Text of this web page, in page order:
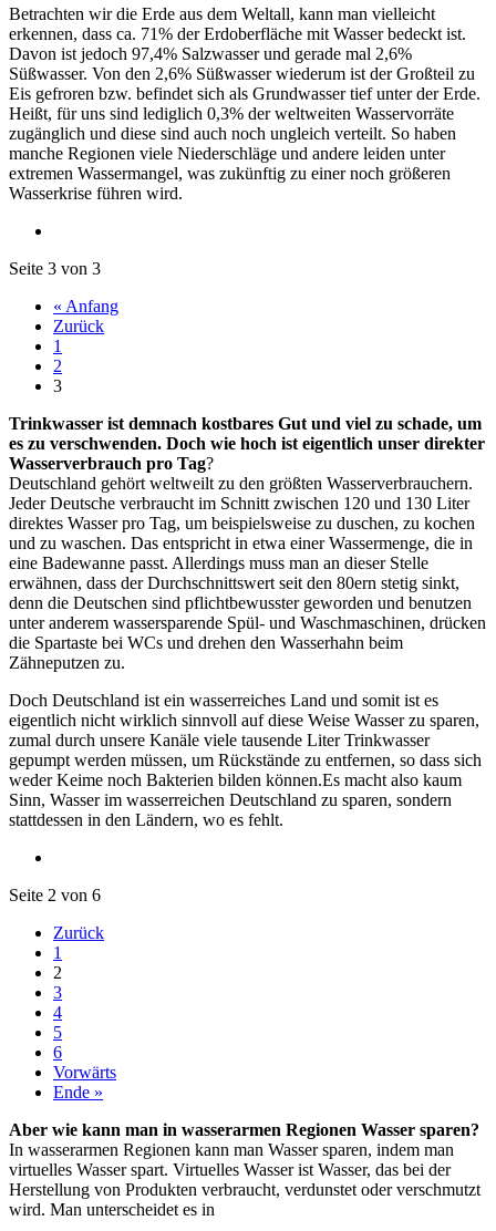
Betrachten wir die Erde aus dem Weltall, kann man vielleicht
erkennen, dass ca. 71% der Erdoberfläche mit Wasser bedeckt ist.
Davon ist jedoch 97,4% Salzwasser und gerade mal 2,6%
Süßwasser. Von den 2,6% Süßwasser wiederum ist der Großteil zu
Eis gefroren bzw. befindet sich als Grundwasser tief unter der Erde.
Heißt, für uns sind lediglich 0,3% der weltweiten Wasservorräte
zugänglich und diese sind auch noch ungleich verteilt. So haben
manche Regionen viele Niederschläge und andere leiden unter
extremen Wassermangel, was zukünftig zu einer noch größeren
Wasserkrise führen wird.
Seite 3 von 3
« Anfang
Zurück
1
2
3
Trinkwasser ist demnach kostbares Gut und viel zu schade, um
es zu verschwenden. Doch wie hoch ist eigentlich unser direkter
Wasserverbrauch pro Tag?
Deutschland gehört weltweilt zu den größten Wasserverbrauchern.
Jeder Deutsche verbraucht im Schnitt zwischen 120 und 130 Liter
direktes Wasser pro Tag, um beispielsweise zu duschen, zu kochen
und zu waschen. Das entspricht in etwa einer Wassermenge, die in
eine Badewanne passt. Allerdings muss man an dieser Stelle
erwähnen, dass der Durchschnittswert seit den 80ern stetig sinkt,
denn die Deutschen sind pflichtbewusster geworden und benutzen
unter anderem wassersparende Spül- und Waschmaschinen, drücken
die Spartaste bei WCs und drehen den Wasserhahn beim
Zähneputzen zu.
Doch Deutschland ist ein wasserreiches Land und somit ist es
eigentlich nicht wirklich sinnvoll auf diese Weise Wasser zu sparen,
zumal durch unsere Kanäle viele tausende Liter Trinkwasser
gepumpt werden müssen, um Rückstände zu entfernen, so dass sich
weder Keime noch Bakterien bilden können.Es macht also kaum
Sinn, Wasser im wasserreichen Deutschland zu sparen, sondern
stattdessen in den Ländern, wo es fehlt.
Seite 2 von 6
Zurück
1
2
3
4
5
6
Vorwärts
Ende »
Aber wie kann man in wasserarmen Regionen Wasser sparen?
In wasserarmen Regionen kann man Wasser sparen, indem man
virtuelles Wasser spart. Virtuelles Wasser ist Wasser, das bei der
Herstellung von Produkten verbraucht, verdunstet oder verschmutzt
wird. Man unterscheidet es in